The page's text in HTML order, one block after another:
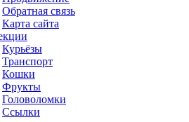
Обратная связь
Карта сайта
Курьёзы
Транспорт
Кошки
Фрукты
Головоломки
Ссылки